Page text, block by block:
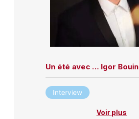
Un été avec … Igor Bouin
Interview
Voir plus